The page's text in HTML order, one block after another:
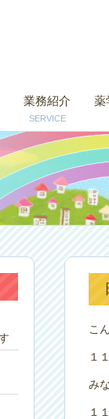
業務紹介
SERVICE
薬
こ
１
み
１